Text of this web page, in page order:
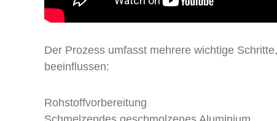
Der Prozess umfasst mehrere wichtige
beeinflussen:
Rohstoffvorbereitung